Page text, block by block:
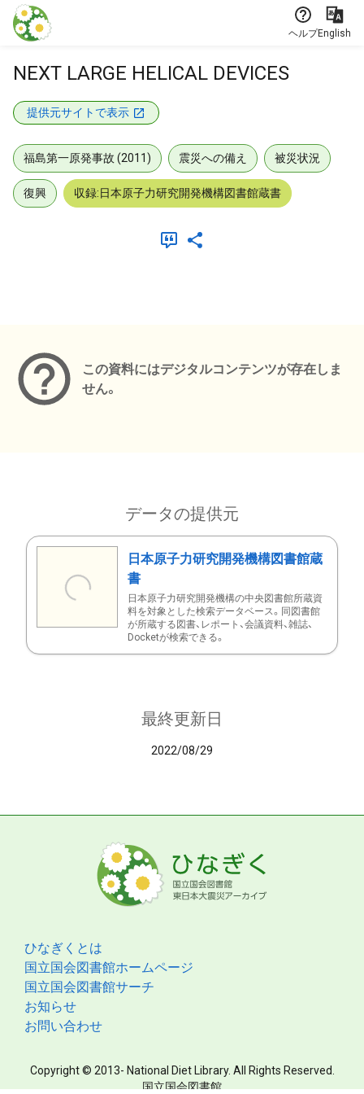
本文に飛ぶ
ヘルプEnglish
NEXT LARGE HELICAL DEVICES
提供元サイトで表示
福島第一原発事故 (2011) 震災への備え 被災状況
復興 収録:日本原子力研究開発機構図書館蔵書
この資料にはデジタルコンテンツが存在しま
せん。
データの提供元
日本原子力研究開発機構図書館蔵
書
日本原子力研究開発機構の中央図書館所蔵資
料を対象とした検索データベース。同図書館
が所蔵する図書、レポート、会議資料、雑誌、
Docketが検索できる。
最終更新日
2022/08/29
ひなぎくとは
国立国会図書館ホームページ
国立国会図書館サーチ
お知らせ
お問い合わせ
Copyright © 2013- National Diet Library. All Rights Reserved.